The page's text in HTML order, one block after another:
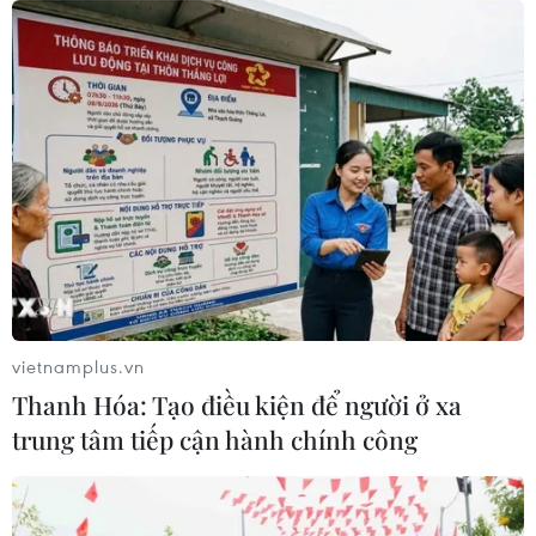
Hàn Quốc đầu tư xây “Thung lũng
K-Vietnam” gắn với hậu duệ dòng họ
07/08/2026 06:30
APEC 2027 mở ra vận hội
mới cho Phú Quốc
07/08/2026 04:43
Bảo tàng Cát Tottori của Nhật
Bản - nơi cát trở thành nghệ thuật
độc đáo
07/08/2026 02:14
vietnamplus.vn
Thanh Hóa: Tạo điều kiện để người ở xa
trung tâm tiếp cận hành chính công